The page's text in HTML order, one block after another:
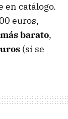
en catálogo.
euros,
más barato,
(si se